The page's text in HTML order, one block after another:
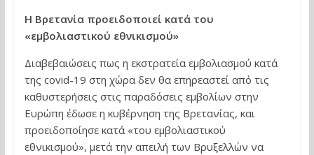
Η Βρετανία προειδοποιεί κατά του
«εμβολιαστικού εθνικισμού»
Διαβεβαιώσεις πως η εκστρατεία εμβολιασμού κατά
της covid-19 στη χώρα δεν θα επηρεαστεί από τις
καθυστερήσεις στις παραδόσεις εμβολίων στην
Ευρώπη έδωσε η κυβέρνηση της Βρετανίας, και
προειδοποίησε κατά «του εμβολιαστικού
εθνικισμού», μετά την απειλή των Βρυξελλών να